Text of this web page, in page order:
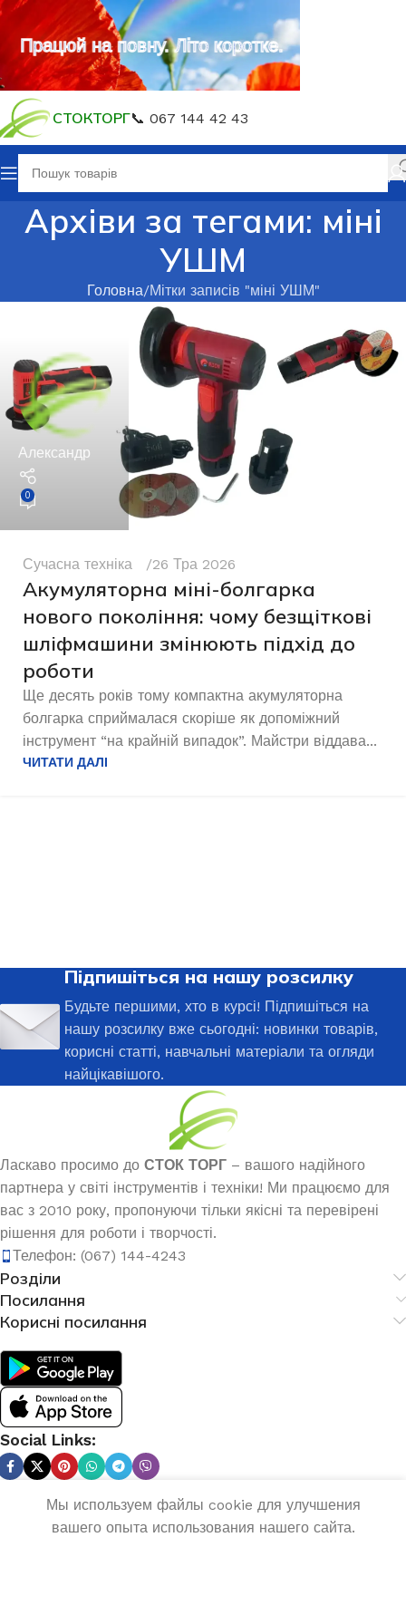
СТОКТОРГ📞 067 144 42 43
Архіви за тегами: міні
УШМ
Головна Мітки записів "міні УШМ"
Александр
0
Сучасна техніка 26 Тра 2026
Акумуляторна міні-болгарка
нового покоління: чому безщіткові
шліфмашини змінюють підхід до
роботи
Ще десять років тому компактна акумуляторна
болгарка сприймалася скоріше як допоміжний
інструмент “на крайній випадок”. Майстри віддава...
ЧИТАТИ ДАЛІ
Підпишіться на нашу розсилку
Будьте першими, хто в курсі! Підпишіться на
нашу розсилку вже сьогодні: новинки товарів,
корисні статті, навчальні матеріали та огляди
найцікавішого.
Ласкаво просимо до СТОК ТОРГ – вашого надійного
партнера у світі інструментів і техніки! Ми працюємо для
вас з 2010 року, пропонуючи тільки якісні та перевірені
рішення для роботи і творчості.
Телефон: (067) 144-4243
Розділи
Посилання
Корисні посилання
Social Links:
Працюй на повну. Літо коротке.
Мы используем файлы cookie для улучшения
вашего опыта использования нашего сайта.